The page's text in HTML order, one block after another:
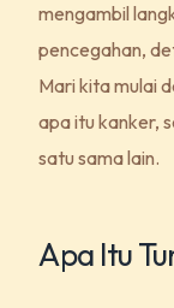
mengambil
pencegahan,
Mari kita mulai
apa itu kanker,
satu sama lain.
Apa Itu